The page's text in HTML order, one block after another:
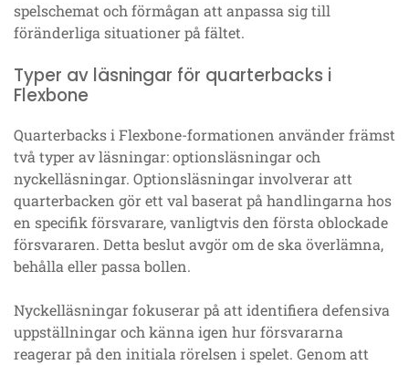
spelschemat och förmågan att anpassa sig till
föränderliga situationer på fältet.
Typer av läsningar för quarterbacks i
Flexbone
Quarterbacks i Flexbone-formationen använder främst
två typer av läsningar: optionsläsningar och
nyckelläsningar. Optionsläsningar involverar att
quarterbacken gör ett val baserat på handlingarna hos
en specifik försvarare, vanligtvis den första oblockade
försvararen. Detta beslut avgör om de ska överlämna,
behålla eller passa bollen.
Nyckelläsningar fokuserar på att identifiera defensiva
uppställningar och känna igen hur försvararna
reagerar på den initiala rörelsen i spelet. Genom att